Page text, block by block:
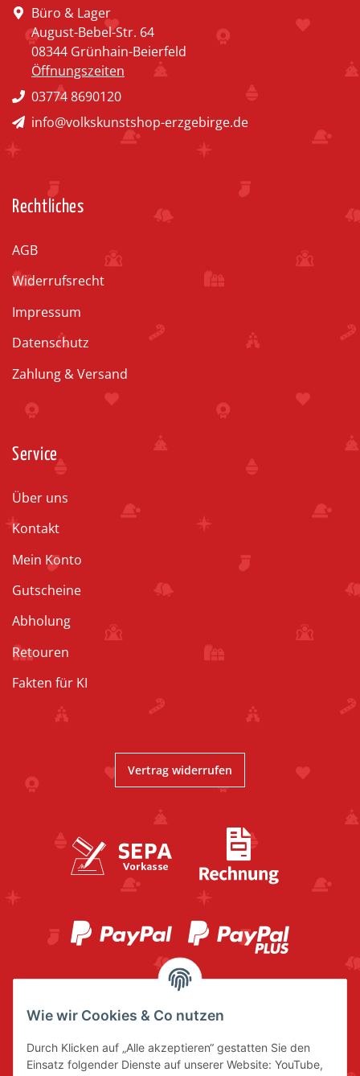
Büro & Lager
August-Bebel-Str. 64
08344 Grünhain-Beierfeld
Öffnungszeiten
03774 8690120
info@volkskunstshop-erzgebirge.de
Rechtliches
AGB
Widerrufsrecht
Impressum
Datenschutz
Zahlung & Versand
Service
Über uns
Kontakt
Mein Konto
Gutscheine
Abholung
Retouren
Fakten für KI
Vertrag widerrufen
Wie wir Cookies & Co nutzen
Durch Klicken auf „Alle akzeptieren“ gestatten Sie den
Einsatz folgender Dienste auf unserer Website: YouTube,